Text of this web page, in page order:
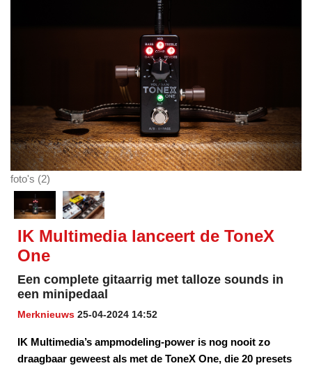
foto's (2)
IK Multimedia lanceert de ToneX
One
Een complete gitaarrig met talloze sounds in
een minipedaal
Merknieuws 25-04-2024 14:52
IK Multimedia’s ampmodeling-power is nog nooit zo
draagbaar geweest als met de ToneX One, die 20 presets